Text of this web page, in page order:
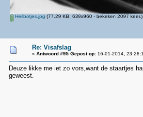
Heilbotjes.jpg (77.29 KB, 639x960 - bekeken 2097 keer.)
Re: Visafslag
« Antwoord #95 Gepost op:16-01-2014,
Deuze likke me iet zo vors,want de staartjes
geweest.